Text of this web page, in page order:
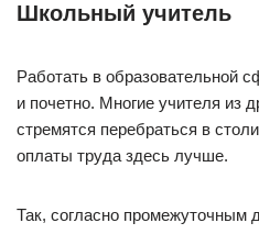
Школьный учитель
Работать в образовательной
и почетно. Многие учителя из
стремятся перебраться в
оплаты труда здесь лучше.
Так, согласно промежуточным